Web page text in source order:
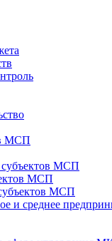
МСП
субъектов МСП
МСП
МСП
и среднее